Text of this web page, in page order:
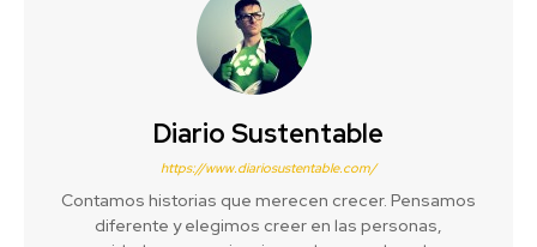
Diario Sustentable
https://www.diariosustentable.com/
Contamos historias que merecen crecer. Pensamos
diferente y elegimos creer en las personas,